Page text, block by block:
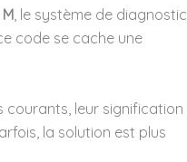
, le système de diagnostic
code se cache une
courants, leur signification
la solution est plus